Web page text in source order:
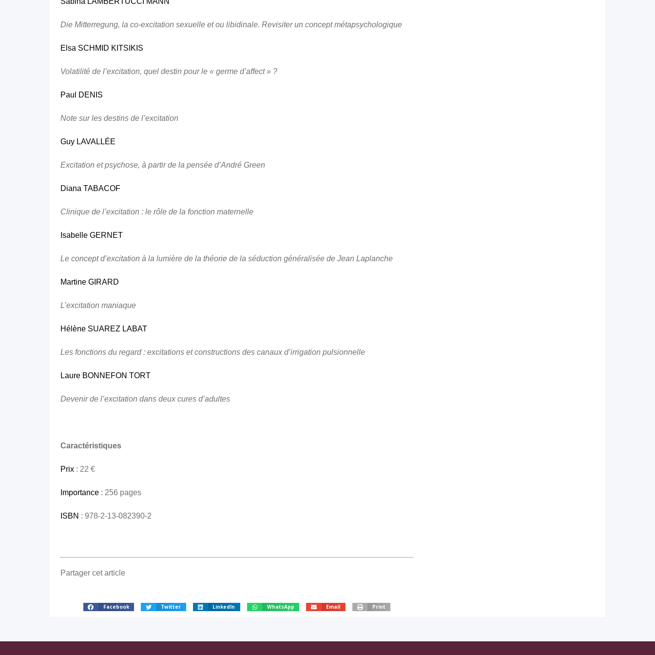
Die Mitterregung, la co-excitation sexuelle et ou libidinale. Revisiter un concept métapsychologique
Elsa SCHMID KITSIKIS
Volatilité de l’excitation, quel destin pour le « germe d’affect » ?
Paul DENIS
Note sur les destins de l’excitation
Guy LAVALLÉE
Excitation et psychose, à partir de la pensée d’André Green
Diana TABACOF
Clinique de l’excitation : le rôle de la fonction maternelle
Isabelle GERNET
Le concept d’excitation à la lumière de la théorie de la séduction généralisée de Jean Laplanche
Martine GIRARD
L’excitation maniaque
Hélène SUAREZ LABAT
Les fonctions du regard : excitations et constructions des canaux d’irrigation pulsionnelle
Laure BONNEFON TORT
Devenir de l’excitation dans deux cures d’adultes
Caractéristiques
Prix : 22 €
Importance : 256 pages
ISBN : 978-2-13-082390-2
Partager cet article
Facebook Twitter LinkedIn WhatsApp Email Print